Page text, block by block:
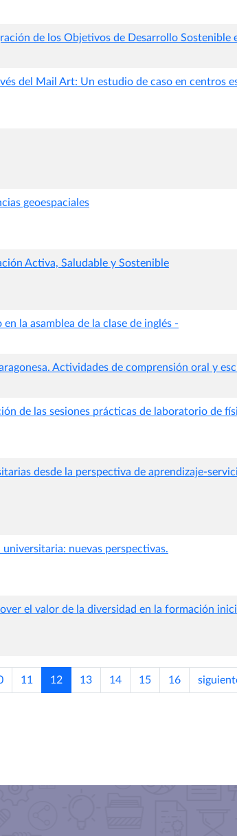
de los Objetivos de Desarrollo Sostenible
del Mail Art: Un estudio de caso en centros
geoespaciales
Activa, Saludable y Sostenible
la asamblea de la clase de inglés -
Actividades de comprensión oral y
de las sesiones prácticas de laboratorio de
desde la perspectiva de aprendizaje-
nuevas perspectivas.
el valor de la diversidad en la formación
11 12 13 14 15 16